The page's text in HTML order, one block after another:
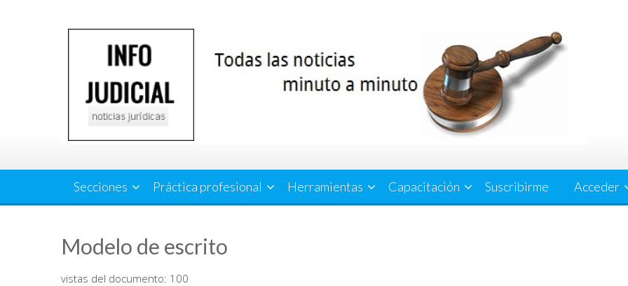
Secciones Práctica profesional Herramientas Capacitación Suscribirme Acceder
Modelo de escrito
vistas del documento: 100